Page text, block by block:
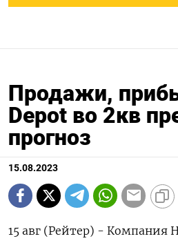
Продажи,
Depot во 2кв
прогноз
15.08.2023
15 авг (Рейтер) - Компания